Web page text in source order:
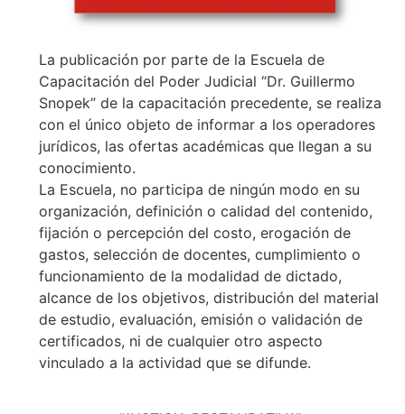
La publicación por parte de la Escuela de
Capacitación del Poder Judicial “Dr. Guillermo
Snopek” de la capacitación precedente, se realiza
con el único objeto de informar a los operadores
jurídicos, las ofertas académicas que llegan a su
conocimiento.
La Escuela, no participa de ningún modo en su
organización, definición o calidad del contenido,
fijación o percepción del costo, erogación de
gastos, selección de docentes, cumplimiento o
funcionamiento de la modalidad de dictado,
alcance de los objetivos, distribución del material
de estudio, evaluación, emisión o validación de
certificados, ni de cualquier otro aspecto
vinculado a la actividad que se difunde.